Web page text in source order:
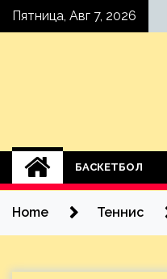
SkipПятница, Авг 7, 2026
БАСКЕТБОЛ
Home Теннис